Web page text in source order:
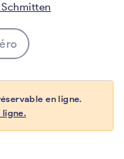
en ligne.
ligne.